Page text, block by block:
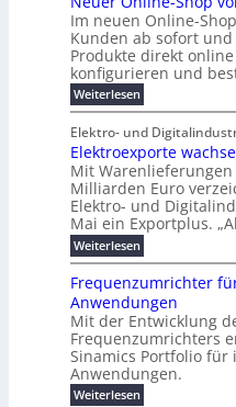
o
k
r
a
i
e
n
a
t
P
l
u
g
F
e
s
t
b
e
l
m
a
n
a
e
m
e
n
t
t
e
n
H
a
l
b
j
a
h
r
2
0
2
6
u
r
W
a
g
o
-
C
E
O
e
c
k
e
r
ü
S
t
r
ö
m
e
b
i
s
5
A
o
i
n
e
t
f
ü
h
r
e
n
d
e
s
i
n
u
s
t
r
i
e
l
l
Im neuen Online-
Kunden ab sofort
Produkte direkt
konfigurieren und
Weiterlesen:
N
u
e
r
O
n
l
i
n
e
-
S
h
o
p
v
o
n
I
Elektro- und
Elektroexporte
Mit
Milliarden Euro
Elektro- und
Mai ein Exportplus.
Weiterlesen:
E
e
k
t
r
o
e
x
p
Frequenzumrichter
Anwendungen
Mit der Entwicklung
Frequenzumrichters
Sinamics Portfolio für
Anwendungen.
Weiterlesen: